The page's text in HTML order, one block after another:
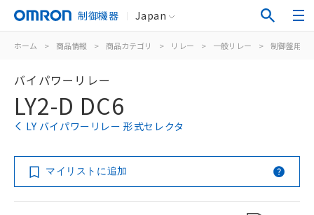
制御機器 Japan
ホーム > 商品情報 > 商品カテゴリ > リレー > 一般リレー > 制御盤用
バイパワーリレー
LY2-D DC6
LY バイパワーリレー 形式セレクタ
マイリストに追加